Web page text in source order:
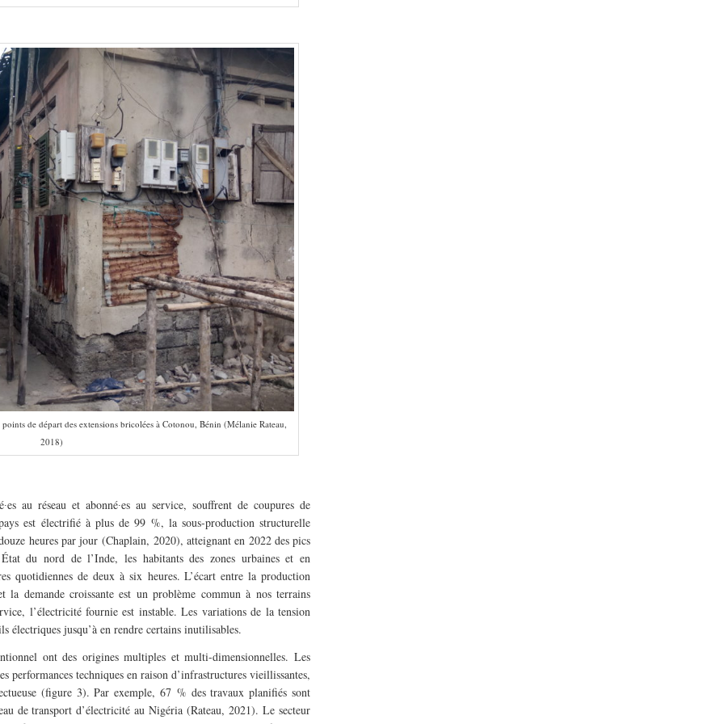
de départ des extensions bricolées à Cotonou, Bénin (Mélanie Rateau,
2018)
au réseau et abonné∙es au service, souffrent de coupures de
est électrifié à plus de 99 %, la sous-production structurelle
heures par jour (Chaplain, 2020), atteignant en 2022 des pics
du nord de l’Inde, les habitants des zones urbaines et en
quotidiennes de deux à six heures. L’écart entre la production
la demande croissante est un problème commun à nos terrains
l’électricité fournie est instable. Les variations de la tension
électriques jusqu’à en rendre certains inutilisables.
ont des origines multiples et multi-dimensionnelles. Les
performances techniques en raison d’infrastructures vieillissantes,
(figure 3). Par exemple, 67 % des travaux planifiés sont
de transport d’électricité au Nigéria (Rateau, 2021). Le secteur